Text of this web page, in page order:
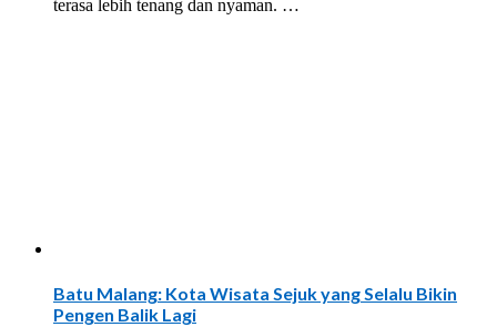
terasa lebih tenang dan nyaman. …
Batu Malang: Kota Wisata Sejuk yang Selalu Bikin
Pengen Balik Lagi